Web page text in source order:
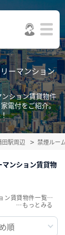
ーマンション
ション賃貸物件
電付をご紹介。
田駅周辺 禁煙ルー
ンション賃貸物
蒲田駅/禁煙ルームの家具家電付きマンスリーマンション賃貸物件一覧を、43件掲載中。敷金・礼金無料、家具・家電付をご紹介。こだわり条件での絞込みも簡単！
…